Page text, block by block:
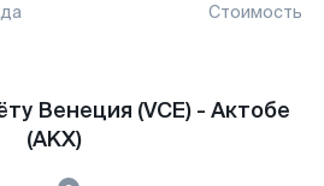
Стоимость
Венеция (VCE) - Актобе
(AKX)